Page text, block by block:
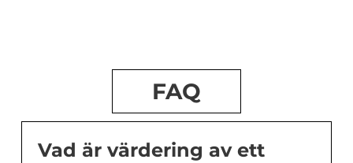
FAQ
Vad är värdering av ett